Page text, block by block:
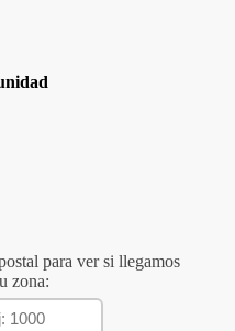
para ver si llegamos
zona: